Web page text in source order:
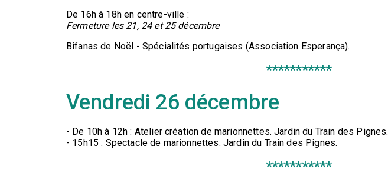
De 16h à 18h en centre-ville :
Fermeture les 21, 24 et 25 décembre
Bifanas de Noël - Spécialités portugaises (Association Esperança).
***********
Vendredi 26 décembre
- De 10h à 12h : Atelier création de marionnettes. Jardin du Train des Pignes.
- 15h15 : Spectacle de marionnettes. Jardin du Train des Pignes.
***********